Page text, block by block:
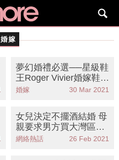
婚嫁
夢幻婚禮必選──星級鞋
王Roger Vivier婚嫁鞋
推介15款人氣優雅高跟
婚嫁 30 Mar 2021
女兒決定不擺酒結婚 母
親要求男方買大灣區樓
先準嫁！險分手網上
網絡熱話 26 Feb 2021